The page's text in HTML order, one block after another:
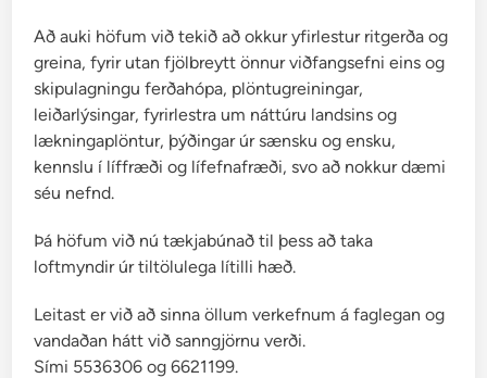
Að auki höfum við tekið að okkur yfirlestur ritgerða og
greina, fyrir utan fjölbreytt önnur viðfangsefni eins og
skipulagningu ferðahópa, plöntugreiningar,
leiðarlýsingar, fyrirlestra um náttúru landsins og
lækningaplöntur, þýðingar úr sænsku og ensku,
kennslu í líffræði og lífefnafræði, svo að nokkur dæmi
séu nefnd.
Þá höfum við nú tækjabúnað til þess að taka
loftmyndir úr tiltölulega lítilli hæð.
Leitast er við að sinna öllum verkefnum á faglegan og
vandaðan hátt við sanngjörnu verði.
Sími 5536306 og 6621199.